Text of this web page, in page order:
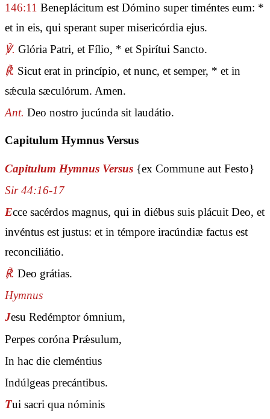
146:11 Beneplácitum est Dómino super timéntes eum: *
et in eis, qui sperant super misericórdia ejus.
℣. Glória Patri, et Fílio, * et Spirítui Sancto.
℟. Sicut erat in princípio, et nunc, et semper, * et in
sǽcula sæculórum. Amen.
Ant. Deo nostro jucúnda sit laudátio.
Capitulum Hymnus Versus
Capitulum Hymnus Versus {ex Commune aut Festo}
Sir 44:16-17
Ecce sacérdos magnus, qui in diébus suis plácuit Deo, et
invéntus est justus: et in témpore iracúndiæ factus est
reconciliátio.
℟. Deo grátias.
Hymnus
Jesu Redémptor ómnium,
Perpes coróna Prǽsulum,
In hac die cleméntius
Indúlgeas precántibus.
Tui sacri qua nóminis